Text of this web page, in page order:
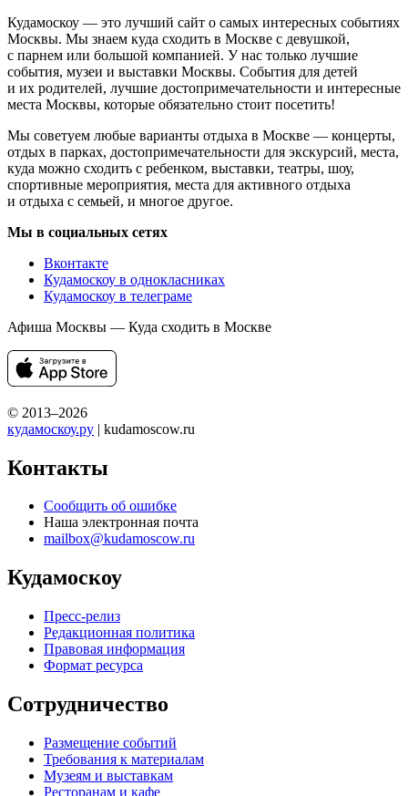
Кудамоскоу — это лучший сайт о самых интересных событиях
Москвы. Мы знаем куда сходить в Москве с девушкой,
с парнем или большой компанией. У нас только лучшие
события, музеи и выставки Москвы. События для детей
и их родителей, лучшие достопримечательности и интересные
места Москвы, которые обязательно стоит посетить!
Мы советуем любые варианты отдыха в Москве — концерты,
отдых в парках, достопримечательности для экскурсий, места,
куда можно сходить с ребенком, выставки, театры, шоу,
спортивные мероприятия, места для активного отдыха
и отдыха с семьей, и многое другое.
Мы в социальных сетях
Вконтакте
Кудамоскоу в однокласниках
Кудамоскоу в телеграме
Афиша Москвы — Куда сходить в Москве
© 2013–2026
кудамоскоу.ру | kudamoscow.ru
Контакты
Сообщить об ошибке
Наша электронная почта
mailbox@kudamoscow.ru
Кудамоскоу
Пресс-релиз
Редакционная политика
Правовая информация
Формат ресурса
Сотрудничество
Размещение событий
Требования к материалам
Музеям и выставкам
Ресторанам и кафе